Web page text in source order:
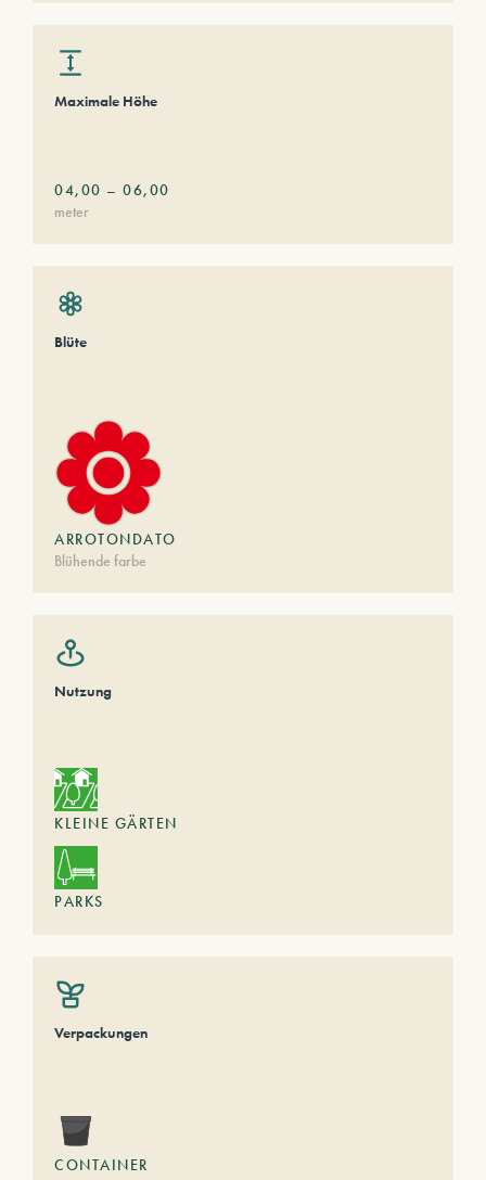
Maximale Höhe
04,00 – 06,00
meter
Blüte
ARROTONDATO
Blühende farbe
Nutzung
KLEINE GÄRTEN
PARKS
Verpackungen
CONTAINER